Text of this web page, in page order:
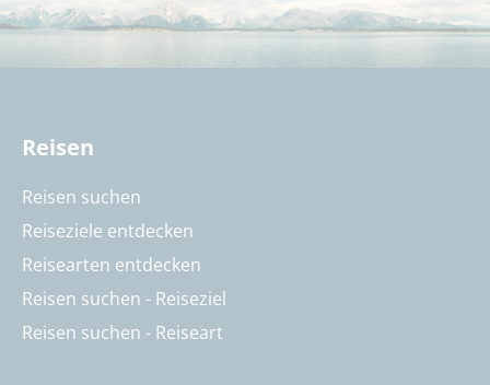
Reisen
Reisen suchen
Reiseziele entdecken
Reisearten entdecken
Reisen suchen - Reiseziel
Reisen suchen - Reiseart